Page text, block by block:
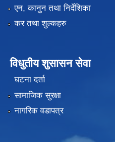
एन, कानुन तथा निर्देशिका
कर तथा शुल्कहरु
विधुतीय शुसासन सेवा
घटना दर्ता
सामाजिक सुरक्षा
नागरिक वडापत्र